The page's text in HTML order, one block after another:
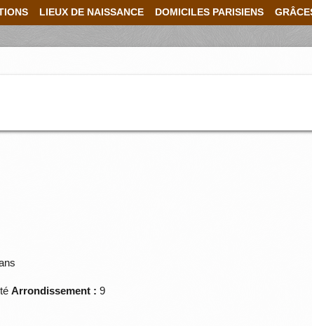
LIEUX DE NAISSANCE DOMICILES PARISIENS
Arrondissement : 9